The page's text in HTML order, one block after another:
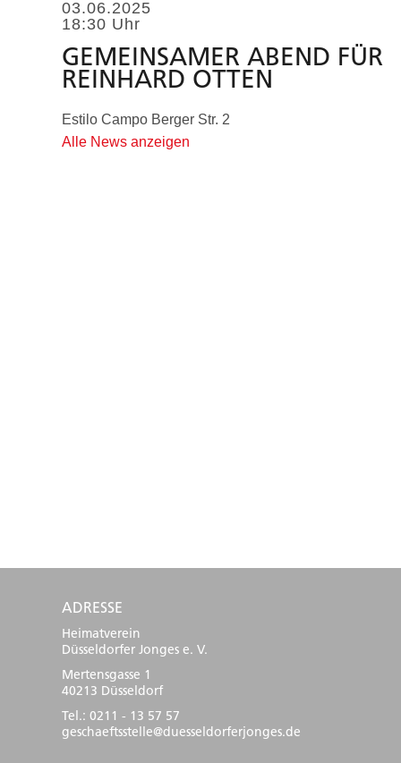
03.06.2025
18:30 Uhr
GEMEINSAMER ABEND FÜR
REINHARD OTTEN
Estilo Campo Berger Str. 2
Alle News anzeigen
ADRESSE
Heimatverein
Düsseldorfer Jonges e. V.
Mertensgasse 1
40213 Düsseldorf
Tel.: 0211 - 13 57 57
geschaeftsstelle@duesseldorferjonges.de